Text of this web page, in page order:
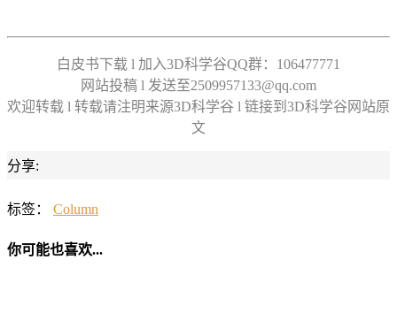
白皮书下载 l 加入3D科学谷QQ群：106477771
网站投稿 l 发送至2509957133@qq.com
欢迎转载 l 转载请注明来源3D科学谷 l 链接到3D科学谷网站原
文
分享:
标签： Column
你可能也喜欢...